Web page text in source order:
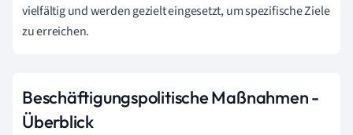
vielfältig und werden gezielt eingesetzt, um spezifische Ziele
zu erreichen.
Beschäftigungspolitische Maßnahmen -
Überblick